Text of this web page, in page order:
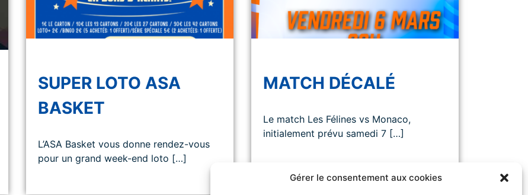
Gérer le consentement aux cookies
SUPER LOTO ASA
BASKET
L’ASA Basket vous donne rendez-vous
pour un grand week-end loto […]
MATCH DÉCALÉ
Le match Les Félines vs Monaco,
initialement prévu samedi 7 […]